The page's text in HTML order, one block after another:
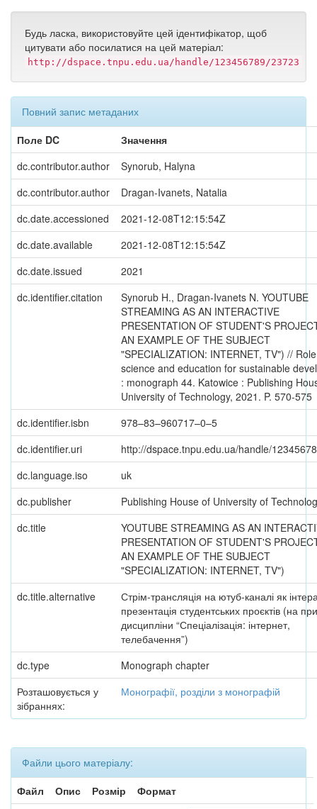
Будь ласка, використовуйте цей ідентифікатор, щоб
цитувати або посилатися на цей матеріал:
http://dspace.tnpu.edu.ua/handle/123456789/23723
Повний запис метаданих
Поле DC
Значення
dc.contributor.author
Synorub, Halyna
dc.contributor.author
Dragan-Ivanets, Natalia
dc.date.accessioned
2021-12-08T12:15:54Z
dc.date.available
2021-12-08T12:15:54Z
dc.date.issued
2021
dc.identifier.citation
Synorub H., Dragan-Ivanets N. YOUTUBE
STREAMING AS AN INTERACTIVE
PRESENTATION OF STUDENT'S
AN EXAMPLE OF THE SUBJECT
"SPECIALIZATION: INTERNET, TV") //
science and education for sustainable
: monograph 44. Katowice : Publishing
University of Technology, 2021. P. 570-575
dc.identifier.isbn
978–83–960717–0–5
dc.identifier.uri
http://dspace.tnpu.edu.ua/handle/
dc.language.iso
uk
dc.publisher
Publishing House of University of
dc.title
YOUTUBE STREAMING AS AN
PRESENTATION OF STUDENT'S
AN EXAMPLE OF THE SUBJECT
"SPECIALIZATION: INTERNET, TV")
dc.title.alternative
Стрім-трансляція на ютуб-каналі як
презентація студентських проєктів (на
дисципліни “Спеціалізація: інтернет,
телебачення”)
dc.type
Monograph chapter
Розташовується у
зібраннях:
Монографії, розділи з монографій
Файли цього матеріалу:
Файл
Опис Розмір
Формат